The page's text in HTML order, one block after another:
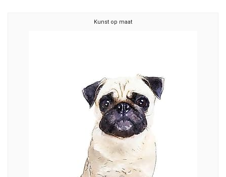
Kunst op maat